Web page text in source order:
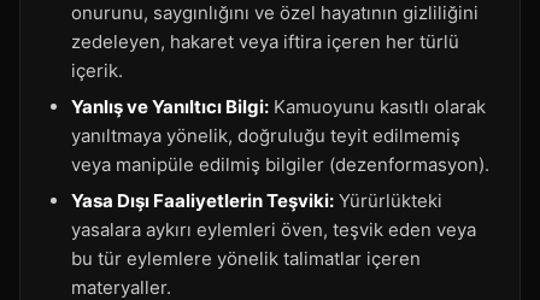
onurunu, saygınlığını ve özel hayatının gizliliğini
zedeleyen, hakaret veya iftira içeren her türlü
içerik.
Yanlış ve Yanıltıcı Bilgi: Kamuoyunu kasıtlı olarak
yanıltmaya yönelik, doğruluğu teyit edilmemiş
veya manipüle edilmiş bilgiler (dezenformasyon).
Yasa Dışı Faaliyetlerin Teşviki: Yürürlükteki
yasalara aykırı eylemleri öven, teşvik eden veya
bu tür eylemlere yönelik talimatlar içeren
materyaller.